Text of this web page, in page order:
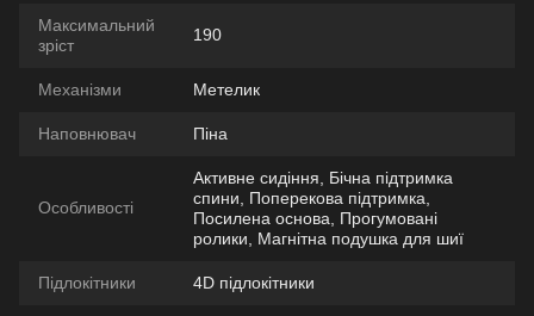
Максимальний
зріст
190
Механізми Метелик
Наповнювач Піна
Особливості
Активне сидіння, Бічна підтримка
спини, Поперекова підтримка,
Посилена основа, Прогумовані
ролики, Магнітна подушка для шиї
Підлокітники 4D підлокітники